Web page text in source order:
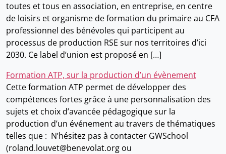
toutes et tous en association, en entreprise, en centre
de loisirs et organisme de formation du primaire au CFA
professionnel des bénévoles qui participent au
processus de production RSE sur nos territoires d’ici
2030. Ce label d’union est proposé en […]
Formation ATP, sur la production d’un évènement
Cette formation ATP permet de développer des
compétences fortes grâce à une personnalisation des
sujets et choix d’avancée pédagogique sur la
production d’un événement au travers de thématiques
telles que : N’hésitez pas à contacter GWSchool
(roland.louvet@benevolat.org ou